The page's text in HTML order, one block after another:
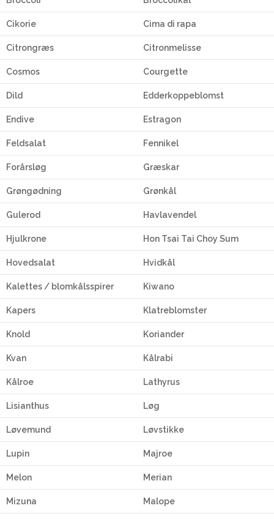
Cikorie Cima di rapa
Citrongræs Citronmelisse
Cosmos Courgette
Dild Edderkoppeblomst
Endive Estragon
Feldsalat Fennikel
Forårsløg Græskar
Grøngødning Grønkål
Gulerod Havlavendel
Hjulkrone Hon Tsai Tai Choy Sum
Hovedsalat Hvidkål
Kalettes / blomkålsspirer Kiwano
Kapers Klatreblomster
Knold Koriander
Kvan Kålrabi
Kålroe Lathyrus
Lisianthus Løg
Løvemund Løvstikke
Lupin Majroe
Melon Merian
Mizuna Malope